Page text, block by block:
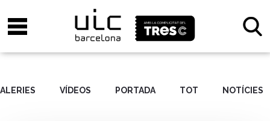
VÍDEOS PORTADA TOT NOTÍCIES